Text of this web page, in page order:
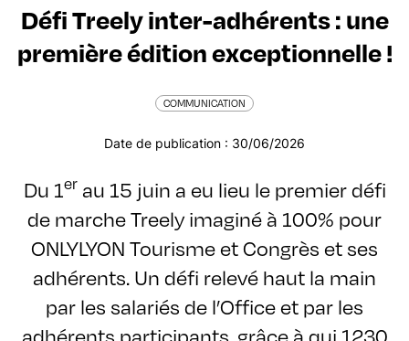
Défi Treely inter-adhérents : une
première édition exceptionnelle !
COMMUNICATION
Date de publication : 30/06/2026
Du 1erau 15 juin a eu lieu le premier défi
de marche Treely imaginé à 100% pour
ONLYLYON Tourisme et Congrès et ses
adhérents. Un défi relevé haut la main
par les salariés de l’Office et par les
adhérents participants, grâce à qui 1230